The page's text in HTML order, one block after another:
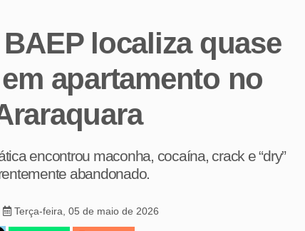
localiza quase
apartamento no
encontrou maconha, cocaína, crack e “dry”
abandonado.
Terça-feira, 05 de maio de 2026